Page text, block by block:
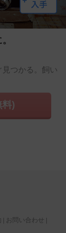
見つかる。飼い
料)
お問い合わせ